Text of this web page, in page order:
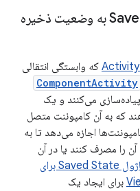
Registry به وضعیت ذخیره
که وابستگی انتقالی
ComponentActivity
پیاده‌سازی می‌کنند و یک
که به آن کامپوننت متصل
اجازه می‌دهد تا به
را مصرف کنند یا در آن
ماژول Saved State برای
برای ایجاد یک